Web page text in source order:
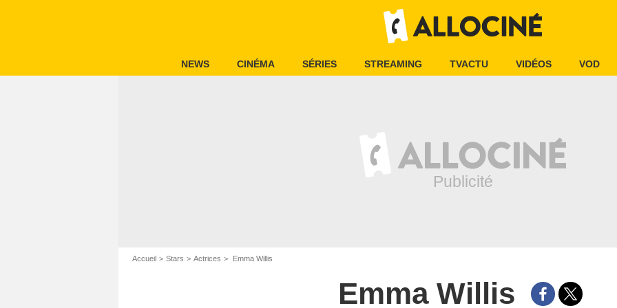
NEWS CINÉMA SÉRIES STREAMING TVACTU VIDÉOS VOD
Accueil Stars Actrices Emma Willis
Emma Willis